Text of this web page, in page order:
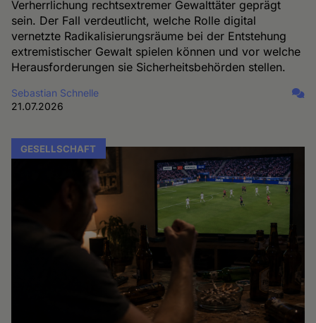
Verherrlichung rechtsextremer Gewalttäter geprägt
sein. Der Fall verdeutlicht, welche Rolle digital
vernetzte Radikalisierungsräume bei der Entstehung
extremistischer Gewalt spielen können und vor welche
Herausforderungen sie Sicherheitsbehörden stellen.
Sebastian Schnelle
21.07.2026
GESELLSCHAFT